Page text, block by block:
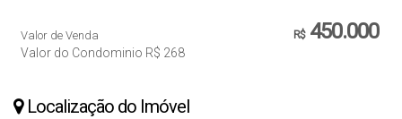
R$450.000
Valor de Venda
Valor do Condominio R$ 268
Localização do Imóvel